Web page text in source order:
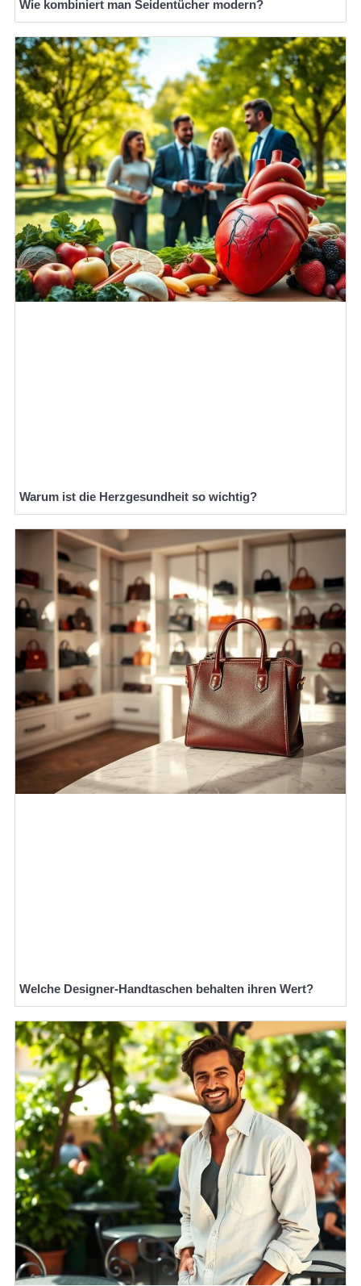
Wie kombiniert man Seidentücher modern?
Warum ist die Herzgesundheit so wichtig?
Welche Designer-Handtaschen behalten ihren Wert?